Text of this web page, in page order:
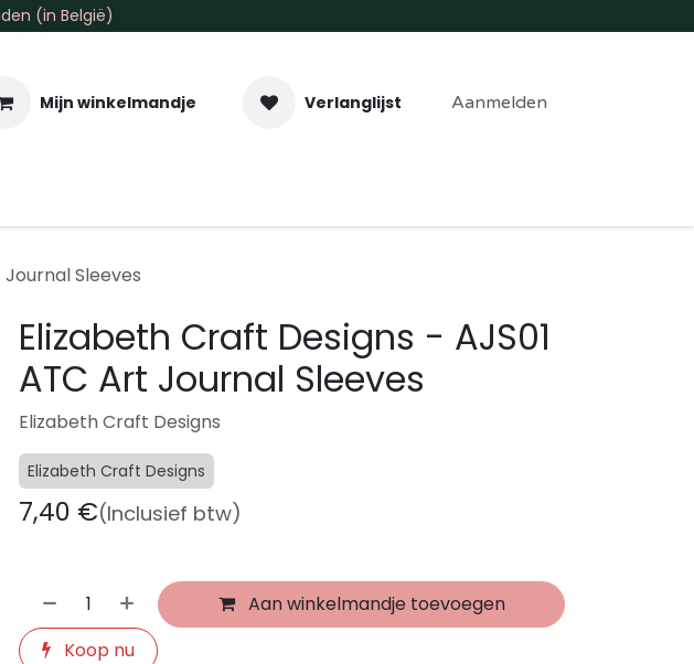
(in België)
Mijn winkelmandje Verlanglijst Aanmelden
Sleeves
Elizabeth Craft Designs - AJS01
ATC Art Journal Sleeves
Elizabeth Craft Designs
Elizabeth Craft Designs
7,40 €(Inclusief btw)
Aan winkelmandje toevoegen
Koop nu